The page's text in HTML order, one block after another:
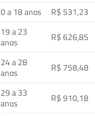
0 a 18 anos
R$ 531,23
19 a 23
anos
R$ 626,85
24 a 28
anos
R$ 758,48
29 a 33
anos
R$ 910,18